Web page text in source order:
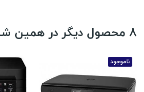
8 محصول دیگر در همین شاخه:
ناموجود